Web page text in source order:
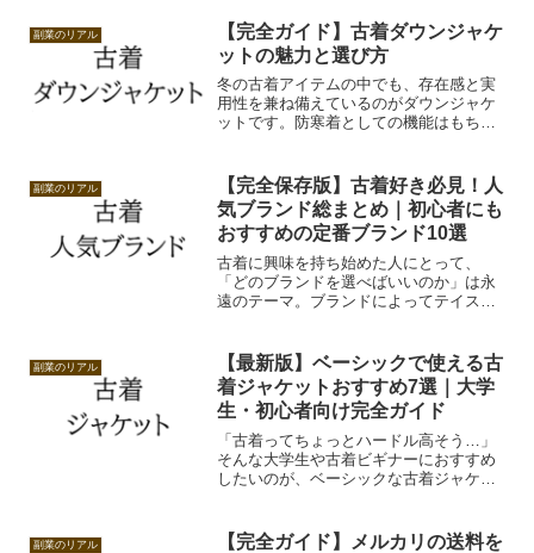
いためのポイントを解説します。
副業のリアル
【完全ガイド】古着ダウンジャケ
ットの魅力と選び方
冬の古着アイテムの中でも、存在感と実
用性を兼ね備えているのがダウンジャケ
ットです。防寒着としての機能はもちろ
副業のリアル
【完全保存版】古着好き必見！人
気ブランド総まとめ｜初心者にも
おすすめの定番ブランド10選
古着に興味を持ち始めた人にとって、
「どのブランドを選べばいいのか」は永
遠のテーマ。ブランドによってテイスト
せん。この記事では、古着市場で安定し
た人気を誇る定番ブランドを10個解説し
ていきます。
副業のリアル
【最新版】ベーシックで使える古
着ジャケットおすすめ7選｜大学
生・初心者向け完全ガイド
「古着ってちょっとハードル高そう…」
そんな大学生や古着ビギナーにおすすめ
したいのが、ベーシックな古着ジャケッ
ット7選を紹介します。
副業のリアル
【完全ガイド】メルカリの送料を